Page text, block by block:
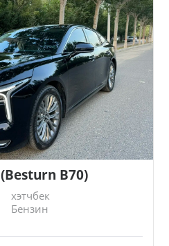
B70)
хэтчбек
Бензин